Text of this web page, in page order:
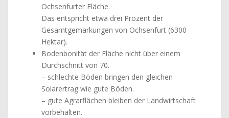
Ochsenfurter Fläche.
Das entspricht etwa drei Prozent der
Gesamtgemarkungen von Ochsenfurt (6300
Hektar).
Bodenbonität der Fläche nicht über einem
Durchschnitt von 70.
– schlechte Böden bringen den gleichen
Solarertrag wie gute Böden.
– gute Agrarflächen bleiben der Landwirtschaft
vorbehalten.